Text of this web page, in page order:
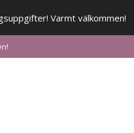
Varmt välkommen!